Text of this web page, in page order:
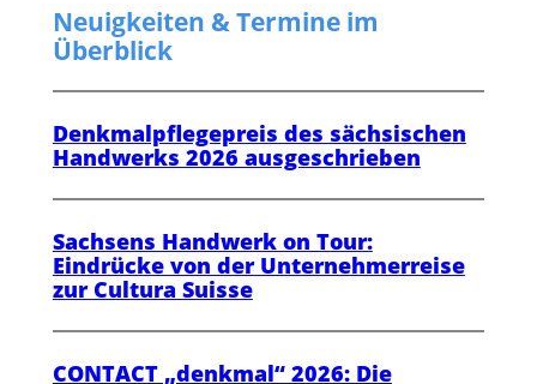
Neuigkeiten & Termine im
Überblick
Denkmalpflegepreis des sächsischen
Handwerks 2026 ausgeschrieben
Sachsens Handwerk on Tour:
Eindrücke von der Unternehmerreise
zur Cultura Suisse
CONTACT „denkmal“ 2026: Die